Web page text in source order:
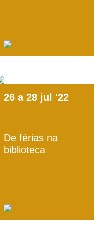
26 a 28 jul '22
De férias na
biblioteca